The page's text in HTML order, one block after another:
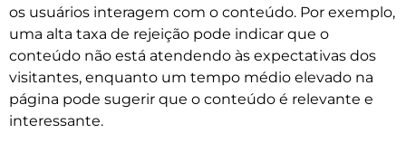
os usuários interagem com o conteúdo. Por exemplo,
uma alta taxa de rejeição pode indicar que o
conteúdo não está atendendo às expectativas dos
visitantes, enquanto um tempo médio elevado na
página pode sugerir que o conteúdo é relevante e
interessante.